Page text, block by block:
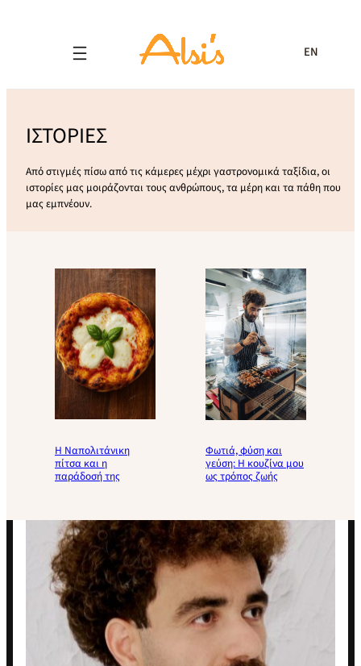
EN
ΙΣΤΟΡΙΕΣ
Από στιγμές πίσω από τις κάμερες μέχρι γαστρονομικά ταξίδια, οι
ιστορίες μας μοιράζονται τους ανθρώπους, τα μέρη και τα πάθη που
μας εμπνέουν.
Η Ναπολιτάνικη
πίτσα και η
παράδοσή της
Φωτιά, φύση και
γεύση: Η κουζίνα μου
ως τρόπος ζωής